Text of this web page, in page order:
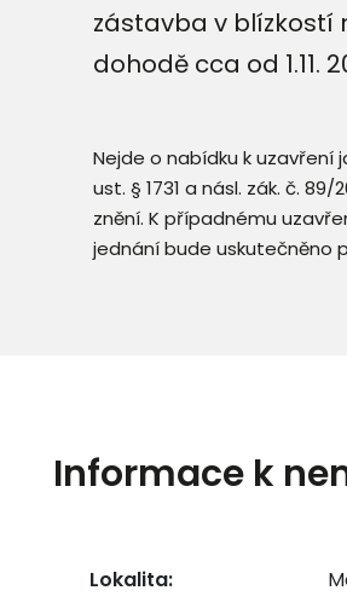
zástavba v blízkostí
dohodě cca od 1.11.
Nejde o nabídku k
ust. § 1731 a násl. zák. č.
znění. K případnému
jednání bude uskutečněno
Informace k
Lokalita: